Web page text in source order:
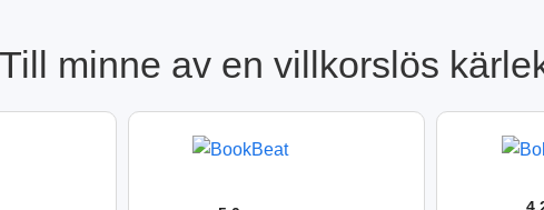
minne av en villkorslös